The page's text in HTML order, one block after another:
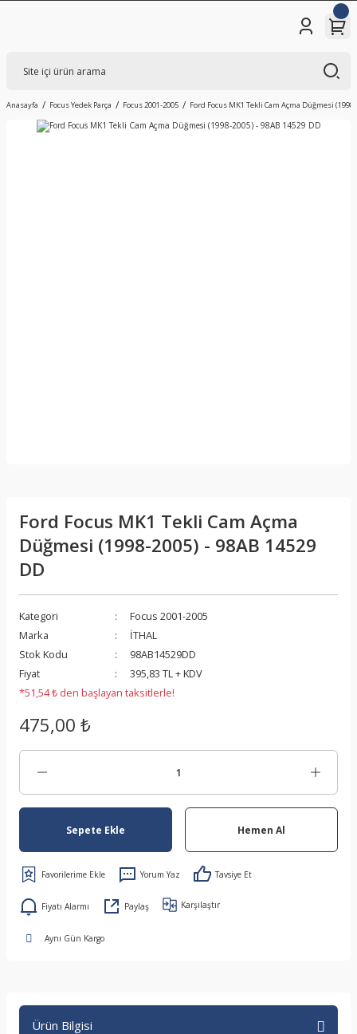
Anasayfa Focus Yedek Parça Focus 2001-2005 Ford Focus MK1 Tekli Cam Açma Düğmesi (1998-
Ford Focus MK1 Tekli Cam Açma
Düğmesi (1998-2005) - 98AB 14529
DD
Kategori
Focus 2001-2005
Marka
İTHAL
Stok Kodu
98AB14529DD
Fiyat
395,83 TL + KDV
*51,54 ₺ den başlayan taksitlerle!
475,00 ₺
Sepete Ekle Hemen Al
Yorum Yaz Tavsiye Et
Fiyatı Alarmı Paylaş Karşılaştır
Aynı Gün Kargo
Ürün Bilgisi